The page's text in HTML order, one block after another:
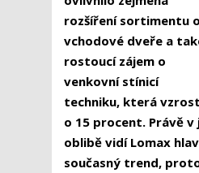
rozšíření sortimentu o
vchodové dveře a
rostoucí zájem o
venkovní stínicí
techniku, která
o 15 procent. Právě v
oblibě vidí Lomax
současný trend,